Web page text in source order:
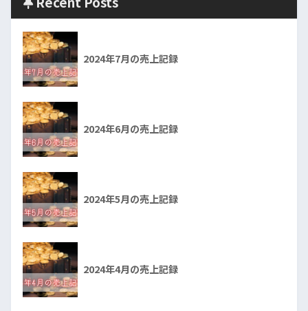
2024年7月の売上記録
2024年6月の売上記録
2024年5月の売上記録
2024年4月の売上記録